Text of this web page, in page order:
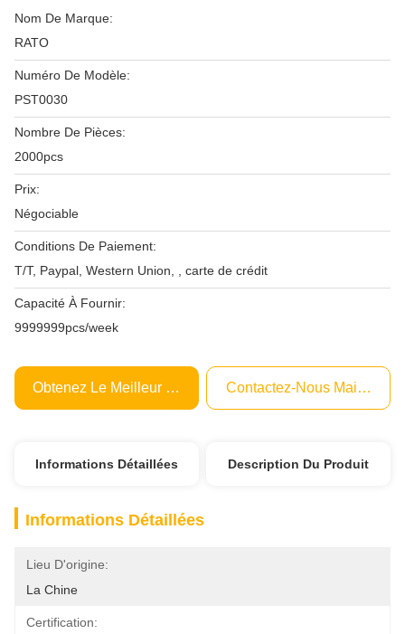
Nom De Marque:
RATO
Numéro De Modèle:
PST0030
Nombre De Pièces:
2000pcs
Prix:
Négociable
Conditions De Paiement:
T/T, Paypal, Western Union, , carte de crédit
Capacité À Fournir:
9999999pcs/week
Obtenez Le Meilleur Prix Contactez-Nous Maintenant
Informations Détaillées Description Du Produit
Informations Détaillées
Lieu D'origine:
La Chine
Certification: